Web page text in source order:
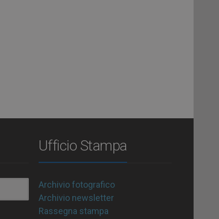
Ufficio Stampa
Archivio fotografico
Archivio newsletter
Rassegna stampa